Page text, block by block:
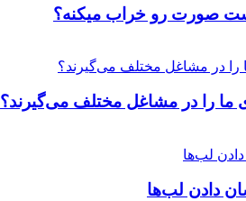
صورت رو خراب میکنه؟
ما را در مشاغل مختلف می‌گیرند؟
دادن لب‌ها